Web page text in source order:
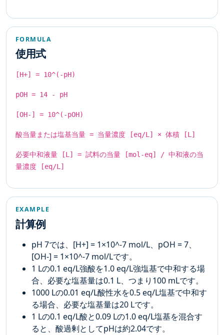
FORMULA
使用式
[H+] = 10^(-pH)
pOH = 14 - pH
[OH-] = 10^(-pOH)
酸当量または塩基当量 = 当量濃度 [eq/L] × 体積 [L]
必要中和液量 [L] = 試料の当量 [mol-eq] / 中和液の当
量濃度 [eq/L]
EXAMPLE
計算例
pH 7では、[H+] = 1×10^-7 mol/L、pOH = 7、
[OH-] = 1×10^-7 mol/Lです。
1 Lの0.1 eq/L強酸を1.0 eq/L強塩基で中和する場
合、必要な塩基量は0.1 L、つまり100 mLです。
1000 Lの0.01 eq/L酸性水を0.5 eq/L塩基で中和す
る場合、必要な塩基量は20 Lです。
1 Lの0.1 eq/L酸と0.09 Lの1.0 eq/L塩基を混合す
ると、酸過剰としてpHは約2.04です。